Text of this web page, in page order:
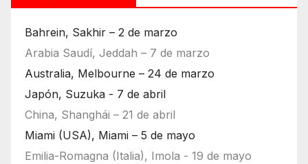
Bahrein, Sakhir – 2 de marzo
Arabia Saudí, Jeddah – 7 de marzo
Australia, Melbourne – 24 de marzo
Japón, Suzuka - 7 de abril
China, Shanghái – 21 de abril
Miami (USA), Miami – 5 de mayo
Emilia-Romagna (Italia), Imola - 19 de mayo